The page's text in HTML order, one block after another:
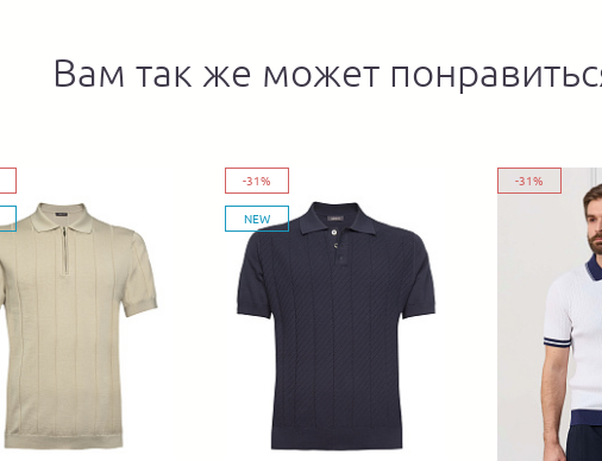
Вам так же может
-31%
NEW
-31%